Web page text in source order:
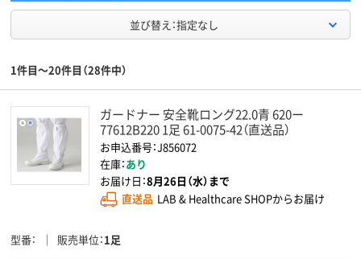
並び替え：指定なし
1件目～20件目（28件中）
ガードナー 安全靴ロング22.0青 620ー
77612B220 1足 61-0075-42（直送品）
お申込番号：J856072
在庫：あり
お届け日：8月26日（水）まで
直送品 LAB & Healthcare SHOPからお届け
型番 販売単位 1足